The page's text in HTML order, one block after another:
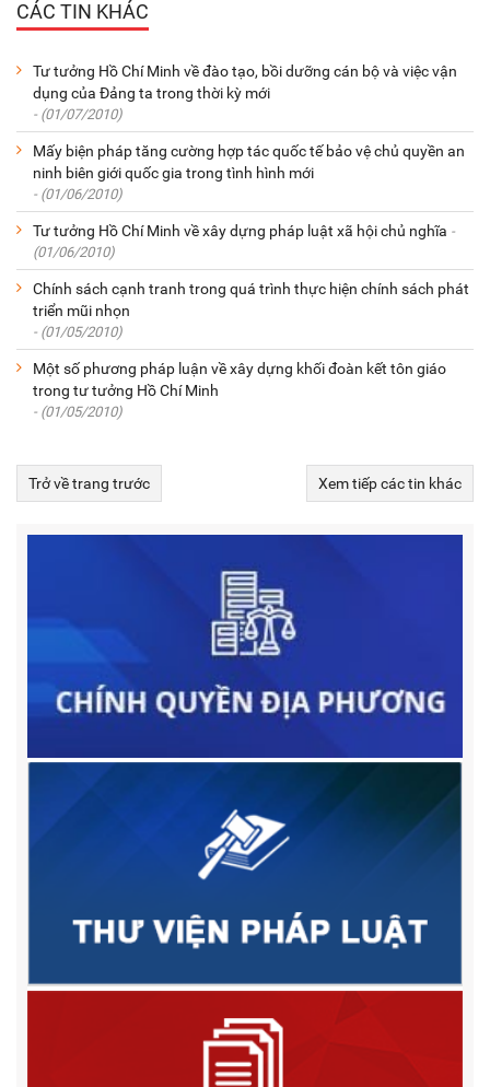
CÁC TIN KHÁC
Tư tưởng Hồ Chí Minh về đào tạo, bồi dưỡng cán bộ và việc vận
dụng của Đảng ta trong thời kỳ mới
- (01/07/2010)
Mấy biện pháp tăng cường hợp tác quốc tế bảo vệ chủ quyền an
ninh biên giới quốc gia trong tình hình mới
- (01/06/2010)
Tư tưởng Hồ Chí Minh về xây dựng pháp luật xã hội chủ nghĩa -
(01/06/2010)
Chính sách cạnh tranh trong quá trình thực hiện chính sách phát
triển mũi nhọn
- (01/05/2010)
Một số phương pháp luận về xây dựng khối đoàn kết tôn giáo
trong tư tưởng Hồ Chí Minh
- (01/05/2010)
Trở về trang trước Xem tiếp các tin khác